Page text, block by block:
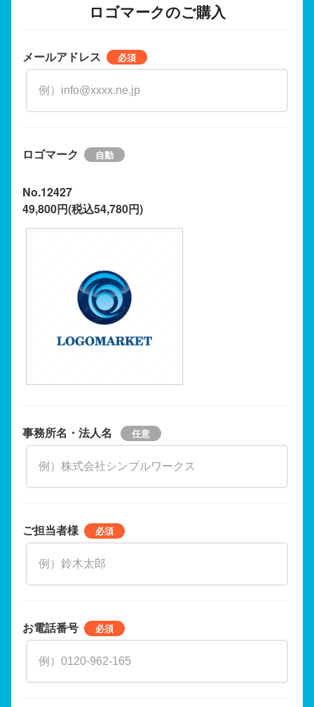
ロゴマークのご購入
メールアドレス
ロゴマーク
No.12427
49,800円(税込54,780円)
事務所名・法人名
ご担当者様
お電話番号